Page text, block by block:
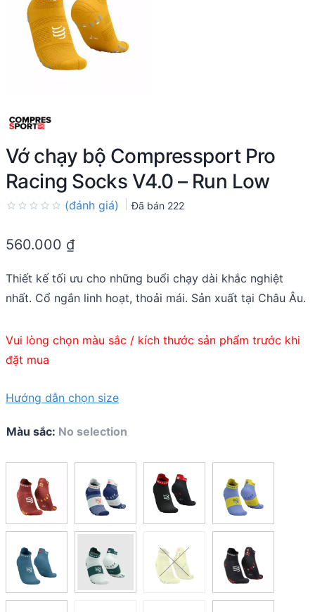
Vớ chạy bộ Compressport Pro
Racing Socks V4.0 – Run Low
out
(đánh giá) Đã bán 222
560.000 ₫
Thiết kế tối ưu cho những buổi chạy dài khắc nghiệt
nhất. Cổ ngắn linh hoạt, thoải mái. Sản xuất tại Châu Âu.
Vui lòng chọn màu sắc / kích thước sản phẩm trước khi
đặt mua
Hướng dẫn chọn size
Màu sắc: No selection